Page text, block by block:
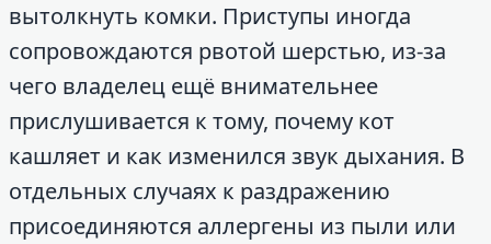
вытолкнуть комки. Приступы иногда
сопровождаются рвотой шерстью, из-за
чего владелец ещё внимательнее
прислушивается к тому, почему кот
кашляет и как изменился звук дыхания. В
отдельных случаях к раздражению
присоединяются аллергены из пыли или